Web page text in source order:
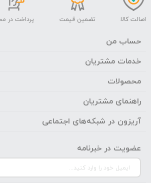
اصالت کالا تضمین قیمت پرداخت در
حساب من
خدمات مشتریان
محصولات
راهنمای مشتریان
آریزون در شبکه‌های اجتماعی
عضویت در خبرنامه